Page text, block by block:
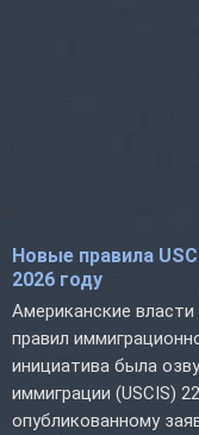
Новые правила
2026 году
Американские
правил
инициатива была
иммиграции (USCIS)
опубликованному